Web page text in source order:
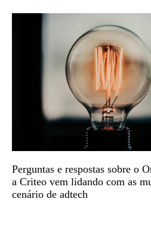
Perguntas e respostas sobre o
a Criteo vem lidando com as
cenário de adtech